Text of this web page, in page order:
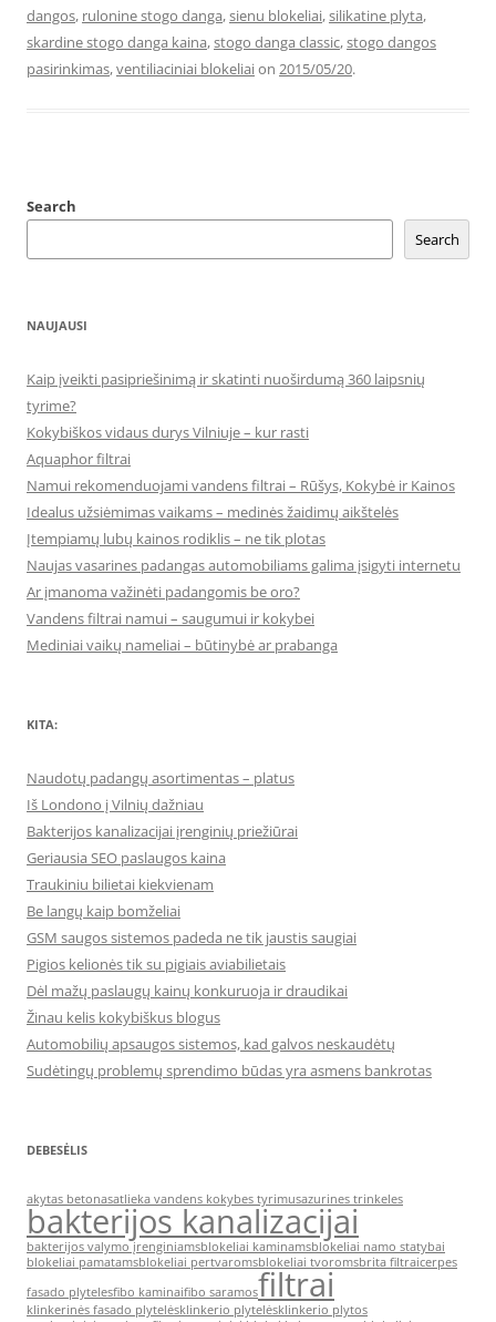
dangos, rulonine stogo danga,sienu blokeliai,silikatine plyta,
skardine stogo danga kaina,stogo danga classic,stogo dangos
pasirinkimas,ventiliaciniai blokeliaion 2015/05/20.
Search
Search
NAUJAUSI
Kaip įveikti pasipriešinimą ir skatinti nuoširdumą 360 laipsnių
tyrime?
Kokybiškos vidaus durys Vilniuje – kur rasti
Aquaphor filtrai
Namui rekomenduojami vandens filtrai – Rūšys, Kokybė ir Kainos
Idealus užsiėmimas vaikams – medinės žaidimų aikštelės
Įtempiamų lubų kainos rodiklis – ne tik plotas
Naujas vasarines padangas automobiliams galima įsigyti internetu
Ar įmanoma važinėti padangomis be oro?
Vandens filtrai namui – saugumui ir kokybei
Mediniai vaikų nameliai – būtinybė ar prabanga
KITA:
Naudotų padangų asortimentas – platus
Iš Londono į Vilnių dažniau
Bakterijos kanalizacijai įrenginių priežiūrai
Geriausia SEO paslaugos kaina
Traukiniu bilietai kiekvienam
Be langų kaip bomželiai
GSM saugos sistemos padeda ne tik jaustis saugiai
Pigios kelionės tik su pigiais aviabilietais
Dėl mažų paslaugų kainų konkuruoja ir draudikai
Žinau kelis kokybiškus blogus
Automobilių apsaugos sistemos, kad galvos neskaudėtų
Sudėtingų problemų sprendimo būdas yra asmens bankrotas
DEBESĖLIS
akytas betonasatlieka vandens kokybes tyrimusazurines trinkeles
bakterijos kanalizacijai
bakterijos valymo įrenginiamsblokeliai kaminamsblokeliai namo statybai
blokeliai pamatamsblokeliai pertvaromsblokeliai tvoromsbrita filtraicerpes
fasado plytelesfibo kaminaifibo saramosfiltrai
klinkerinės fasado plytelėsklinkerio plytelėsklinkerio plytos